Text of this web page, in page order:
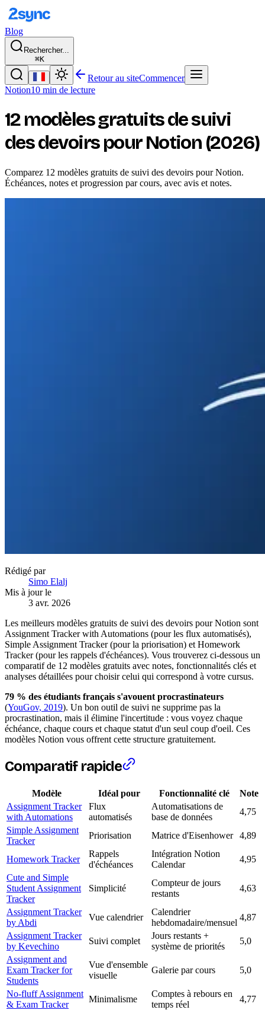
Blog
Rechercher...
⌘K
Retour au siteCommencer
Notion10 min de lecture
12 modèles gratuits de suivi
des devoirs pour Notion (2026)
Comparez 12 modèles gratuits de suivi des devoirs pour Notion.
Échéances, notes et progression par cours, avec avis et notes.
Rédigé par
Simo Elalj
Mis à jour le
3 avr. 2026
Les meilleurs modèles gratuits de suivi des devoirs pour Notion sont
Assignment Tracker with Automations (pour les flux automatisés),
Simple Assignment Tracker (pour la priorisation) et Homework
Tracker (pour les rappels d'échéances). Vous trouverez ci-dessous un
comparatif de 12 modèles gratuits avec notes, fonctionnalités clés et
analyses détaillées pour choisir celui qui correspond à votre cursus.
79 % des étudiants français s'avouent procrastinateurs
(YouGov, 2019). Un bon outil de suivi ne supprime pas la
procrastination, mais il élimine l'incertitude : vous voyez chaque
échéance, chaque cours et chaque statut d'un seul coup d'oeil. Ces
modèles Notion vous offrent cette structure gratuitement.
Comparatif rapide
Modèle Idéal pour Fonctionnalité clé
Note
Assignment Tracker
with Automations
Flux
automatisés
Automatisations de
base de données
4,75
Simple Assignment
Tracker
Priorisation Matrice d'Eisenhower 4,89
Homework Tracker
Rappels
d'échéances
Intégration Notion
Calendar
4,95
Cute and Simple
Student Assignment
Tracker
Simplicité
Compteur de jours
restants
4,63
Assignment Tracker
by Abdi
Vue calendrier
Calendrier
hebdomadaire/mensuel
4,87
Assignment Tracker
by Kevechino
Suivi complet
Jours restants +
système de priorités
5,0
Assignment and
Exam Tracker for
Students
Vue d'ensemble
visuelle
Galerie par cours 5,0
No-fluff Assignment
& Exam Tracker
Minimalisme
Comptes à rebours en
temps réel
4,77